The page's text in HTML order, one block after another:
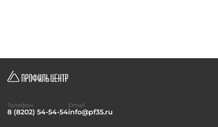
Телефон
8 (8202) 54-54-54
Email
info@pf35.ru